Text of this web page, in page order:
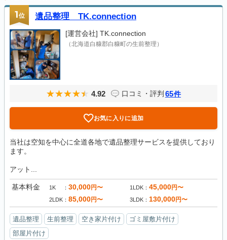
1位 遺品整理 TK.connection
[運営会社] TK.connection
（北海道白糠郡白糠町の生前整理）
4.92 口コミ・評判 65件
お気に入りに追加
当社は空知を中心に全道各地で遺品整理サービスを提供しており
ます。
アット...
基本料金 1K 30,000円〜 1LDK 45,000円〜
2LDK 85,000円〜 3LDK 130,000円〜
遺品整理 生前整理 空き家片付け
ゴミ屋敷片付け
部屋片付け